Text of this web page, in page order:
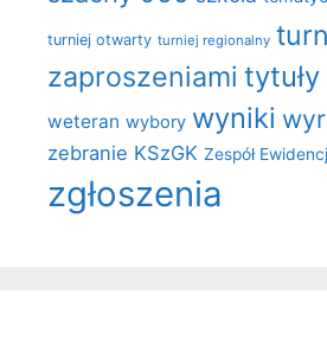
turniej otwarty turniej regionalny
zaproszeniami tytuły
weteran wybory wyniki
zebranie KSzGK Zespół
zgłoszenia